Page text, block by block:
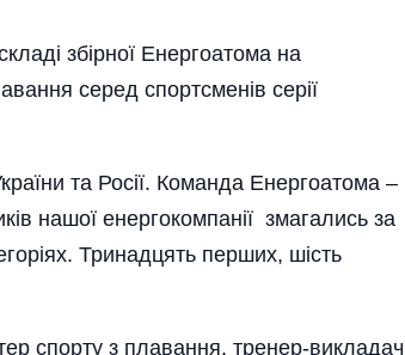
збірної Енергоатома на
серед спортсменів серії
та Росії. Команда Енергоатома –
нашої енергокомпанії змагались за
Тринадцять перших, шість
спорту з плавання, тренер-викладач